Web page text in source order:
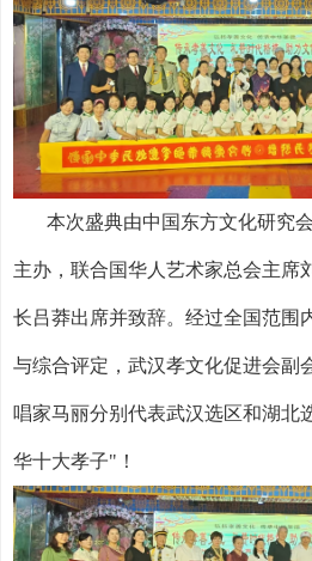
本次盛典由中国东方文化研究会
主办，联合国华人艺术家总会主席
长吕莽出席并致辞。经过全国范围
与综合评定，武汉孝文化促进会副
唱家马丽分别代表武汉选区和湖北
华十大孝子" ！